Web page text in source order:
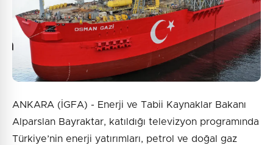
ANKARA (İGFA) - Enerji ve Tabii Kaynaklar Bakanı
Alparslan Bayraktar, katıldığı televizyon programında
Türkiye’nin enerji yatırımları, petrol ve doğal gaz